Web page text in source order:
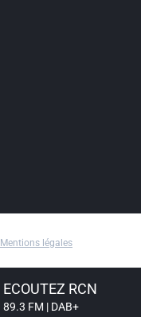
ECOUTEZ RCN
89.3 FM | DAB+
Mentions légales